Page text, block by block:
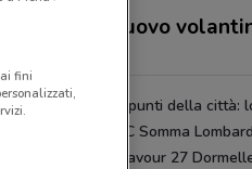
sconti del nuovo
è presente in vari punti della città:
GIUSTI SNC Somma
Corso C. B. Cavour 27
fini